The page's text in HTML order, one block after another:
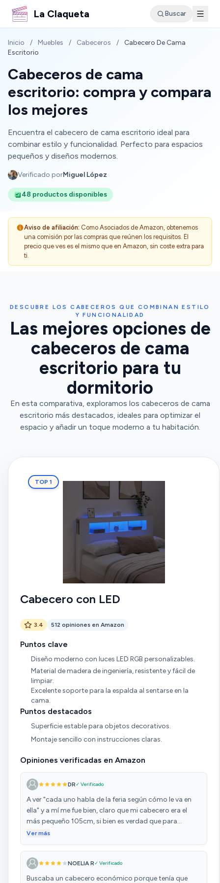
La Claqueta Buscar
Inicio / Muebles / Cabeceros /
Cabecero De Cama
Escritorio
Cabeceros de cama
escritorio: compra y compara
los mejores
Encuentra el cabecero de cama escritorio ideal para
combinar estilo y funcionalidad. Perfecto para espacios
pequeños y diseños modernos.
Verificado porMiguel López
48 productos disponibles
Aviso de afiliación: Como Asociados de Amazon, obtenemos
una comisión por las compras que reúnen los requisitos. El
precio que ves es el mismo que en Amazon, sin coste extra para
ti.
DESCUBRE LOS CABECEROS QUE COMBINAN ESTILO
Y FUNCIONALIDAD
Las mejores opciones de
cabeceros de cama
escritorio para tu
dormitorio
En esta comparativa, exploramos los cabeceros de cama
escritorio más destacados, ideales para optimizar el
espacio y añadir un toque moderno a tu habitación.
TOP 1
Cabecero con LED
3.4 512 opiniones en Amazon
Puntos clave
Diseño moderno con luces LED RGB personalizables.
Material de madera de ingeniería, resistente y fácil de
limpiar.
Excelente soporte para la espalda al sentarse en la
cama.
Puntos destacados
Superficie estable para objetos decorativos.
Montaje sencillo con instrucciones claras.
Opiniones verificadas en Amazon
DR✓ Verificado
A ver "cada uno habla de la feria según cómo le va en
ella" y a mí me fue bien, claro que mi cabecero era el
más pequeño 105cm, si bien es verdad que para
montarlo hay que ser un poco manitas y haber
es: disponer de un espacio grande donde poder
esparcir todas las piezas y antes de atornillar nada y
identificarlas si es preciso ayudarse con posits, cada
Ver más
NOELIA R✓ Verificado
Buscaba un cabecero económico porque tenía que